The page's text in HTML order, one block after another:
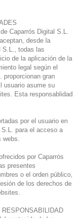
Caparrós Digital S.L.
desde la
S.L., todas las
de la aplicación de la
legal según el
proporcionan gran
usuario asume su
Esta responsablidad
por el usuario en
para el acceso a
por Caparrós
presentes
o el orden público,
de los derechos de